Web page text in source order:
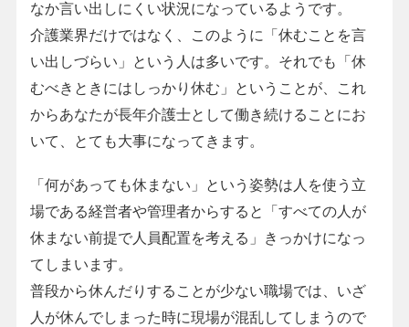
なか言い出しにくい状況になっているようです。
介護業界だけではなく、このように「休むことを言
い出しづらい」という人は多いです。それでも「休
むべきときにはしっかり休む」ということが、これ
からあなたが長年介護士として働き続けることにお
いて、とても大事になってきます。
「何があっても休まない」という姿勢は人を使う立
場である経営者や管理者からすると「すべての人が
休まない前提で人員配置を考える」きっかけになっ
てしまいます。
普段から休んだりすることが少ない職場では、いざ
人が休んでしまった時に現場が混乱してしまうので